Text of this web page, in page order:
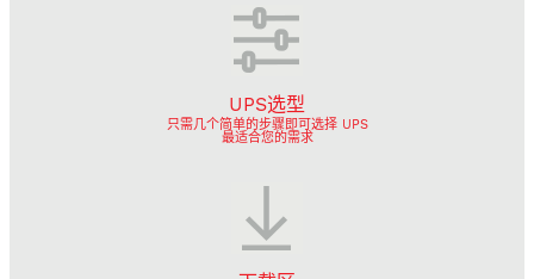
UPS选型
只需几个简单的步骤即可选择 UPS
最适合您的需求